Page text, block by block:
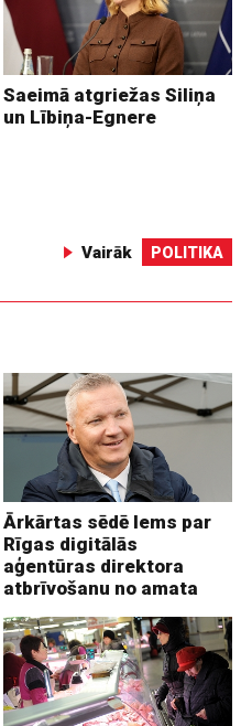
Saeimā atgriežas Siliņa
un Lībiņa-Egnere
Vairāk POLITIKA
Ārkārtas sēdē lems par
Rīgas digitālās
aģentūras direktora
atbrīvošanu no amata